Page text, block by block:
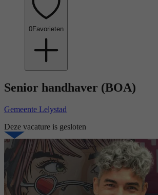
0Favorieten
Senior handhaver (BOA)
Gemeente Lelystad
Deze vacature is gesloten